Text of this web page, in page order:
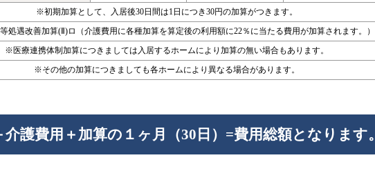
※初期加算として、入居後30日間は1日につき30円の加算がつきます。
処遇改善加算(Ⅱ)ロ（介護費用に各種加算を算定後の利用額に22％に当たる費用が加算されます。）
※医療連携体制加算につきましては入居するホームにより加算の無い場合もあります。
※その他の加算につきましても各ホームにより異なる場合があります。
介護費用＋加算の１ヶ月（30日）=費用総額となります。